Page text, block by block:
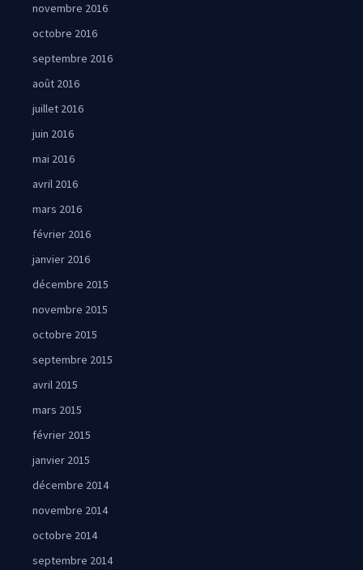
novembre 2016
octobre 2016
septembre 2016
août 2016
juillet 2016
juin 2016
mai 2016
avril 2016
mars 2016
février 2016
janvier 2016
décembre 2015
novembre 2015
octobre 2015
septembre 2015
avril 2015
mars 2015
février 2015
janvier 2015
décembre 2014
novembre 2014
octobre 2014
septembre 2014